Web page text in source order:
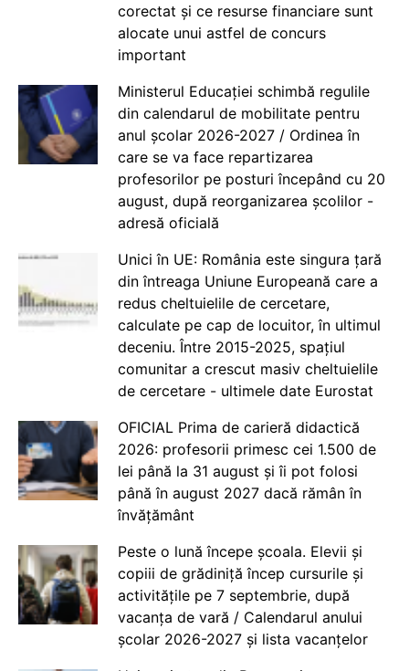
corectat și ce resurse financiare sunt
alocate unui astfel de concurs
important
Ministerul Educației schimbă regulile
din calendarul de mobilitate pentru
anul școlar 2026-2027 / Ordinea în
care se va face repartizarea
profesorilor pe posturi începând cu 20
august, după reorganizarea școlilor -
adresă oficială
Unici în UE: România este singura țară
din întreaga Uniune Europeană care a
redus cheltuielile de cercetare,
calculate pe cap de locuitor, în ultimul
deceniu. Între 2015-2025, spațiul
comunitar a crescut masiv cheltuielile
de cercetare - ultimele date Eurostat
OFICIAL Prima de carieră didactică
2026: profesorii primesc cei 1.500 de
lei până la 31 august și îi pot folosi
până în august 2027 dacă rămân în
învățământ
Peste o lună începe școala. Elevii și
copiii de grădiniță încep cursurile și
activitățile pe 7 septembrie, după
vacanța de vară / Calendarul anului
școlar 2026-2027 și lista vacanțelor